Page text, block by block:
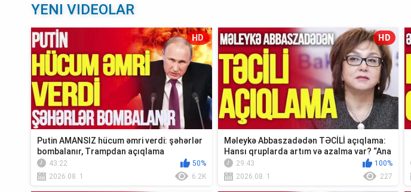
YENI VIDEOLAR
HD
Putin AMANSIZ hücum əmri verdi: şəhərlər
bombalanır, Trampdan açıqlama
43:22
50%
2026.08. 1
6.2K
HD
Məleykə Abbaszadədən TƏCİLİ açıqlama:
Hansı qruplarda artım və azalma var? “Ana
Xə...29:43
100%
2026.08. 1
227